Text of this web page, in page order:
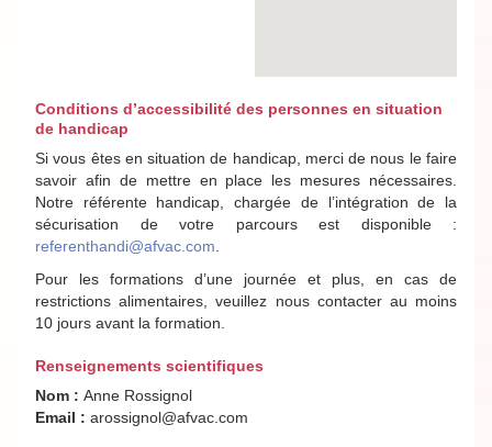
Conditions d’accessibilité des personnes en situation
de handicap
Si vous êtes en situation de handicap, merci de nous le faire
savoir afin de mettre en place les mesures nécessaires.
Notre référente handicap, chargée de l’intégration de la
sécurisation de votre parcours est disponible :
referenthandi@afvac.com
Pour les formations d’une journée et plus, en cas de
restrictions alimentaires, veuillez nous contacter au moins
10 jours avant la formation.
Renseignements scientifiques
Nom : Anne Rossignol
Email : arossignol@afvac.com